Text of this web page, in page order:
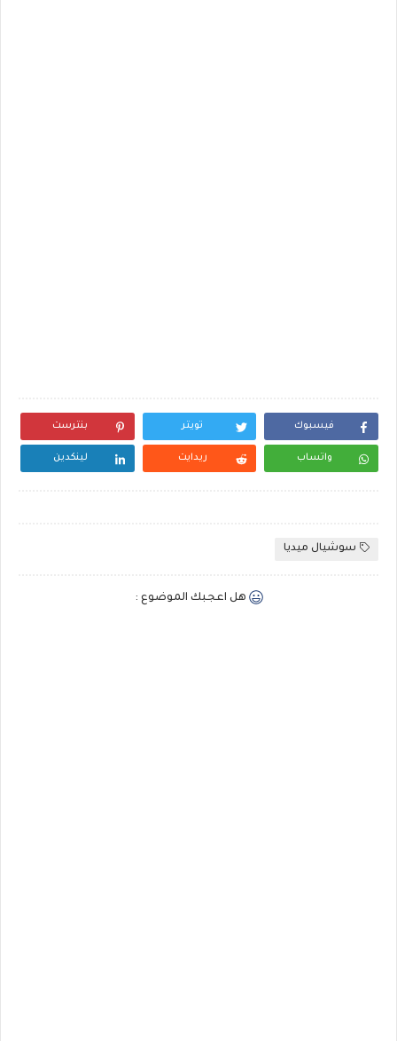
فيسبوك تويتر بنترست
واتساب ريدايت لينكدين
سوشيال ميديا
هل اعجبك الموضوع :